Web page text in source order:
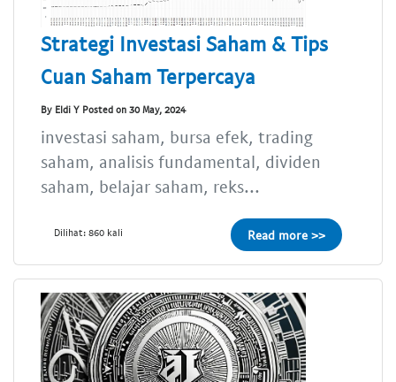
Strategi Investasi Saham & Tips
Cuan Saham Terpercaya
By Eldi Y Posted on 30 May, 2024
investasi saham, bursa efek, trading
saham, analisis fundamental, dividen
saham, belajar saham, reks...
Dilihat: 860 kali Read more >>